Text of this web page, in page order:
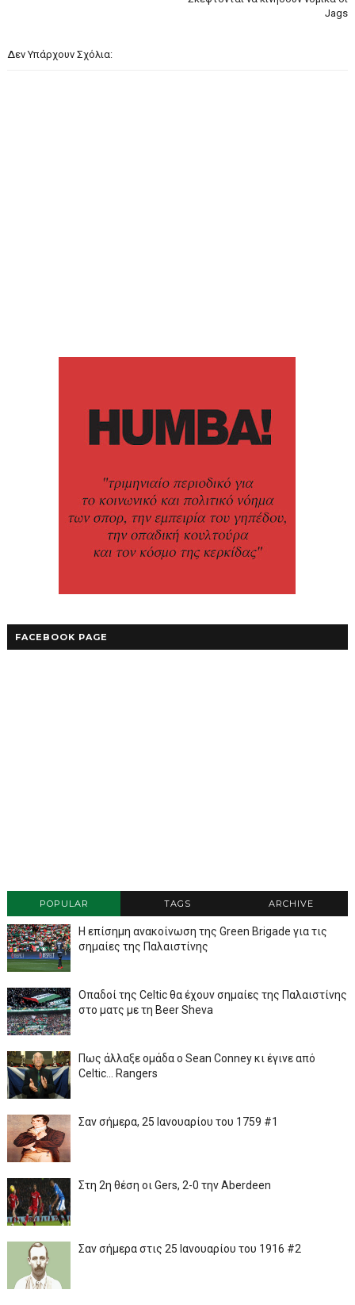
Jags
Δεν Υπάρχουν Σχόλια:
FACEBOOK PAGE
POPULAR TAGS ARCHIVE
Η επίσημη ανακοίνωση της Green Brigade για τις
σημαίες της Παλαιστίνης
Οπαδοί της Celtic θα έχουν σημαίες της Παλαιστίνης
στο ματς με τη Beer Sheva
Πως άλλαξε ομάδα ο Sean Conney κι έγινε από
Celtic... Rangers
Σαν σήμερα, 25 Ιανουαρίου του 1759 #1
Στη 2η θέση οι Gers, 2-0 την Aberdeen
Σαν σήμερα στις 25 Ιανουαρίου του 1916 #2